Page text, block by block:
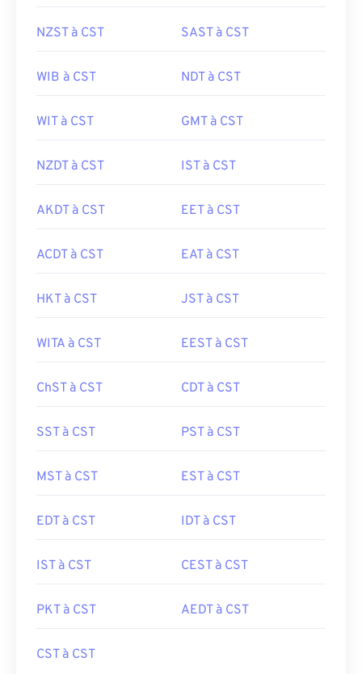
NZST à CST SAST à CST
WIB à CST NDT à CST
WIT à CST GMT à CST
NZDT à CST IST à CST
AKDT à CST EET à CST
ACDT à CST EAT à CST
HKT à CST JST à CST
WITA à CST EEST à CST
ChST à CST CDT à CST
SST à CST PST à CST
MST à CST EST à CST
EDT à CST IDT à CST
IST à CST CEST à CST
PKT à CST AEDT à CST
CST à CST